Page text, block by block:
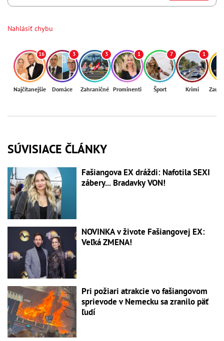
Nahlásiť chybu
16
Najčítanejšie
3
Domáce
3
Zahraničné
1
Prominenti
7
Šport
1
Krimi
SÚVISIACE ČLÁNKY
Fašiangova EX dráždi: Nafotila SEXI
zábery... Bradavky VON!
NOVINKA v živote Fašiangovej EX:
Veľká ZMENA!
Pri požiari atrakcie vo fašiangovom
sprievode v Nemecku sa zranilo päť
ľudí